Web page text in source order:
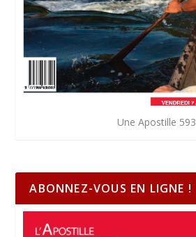
Une Apostille 593
ABONNEZ-VOUS EN LIGNE !